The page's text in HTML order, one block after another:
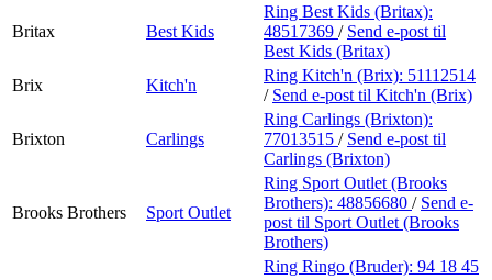
Britax Best Kids
Ring Best Kids (Britax):
48517369 / Send e-post til
Best Kids (Britax)
Brix
Kitch'n
Ring Kitch'n (Brix): 51112514
/ Send e-post til Kitch'n (Brix)
Brixton Carlings
Ring Carlings (Brixton):
77013515 / Send e-post til
Carlings (Brixton)
Brooks Brothers Sport Outlet
Ring Sport Outlet (Brooks
Brothers): 48856680 / Send e-
post til Sport Outlet (Brooks
Brothers)
Ring Ringo (Bruder): 94 18 45